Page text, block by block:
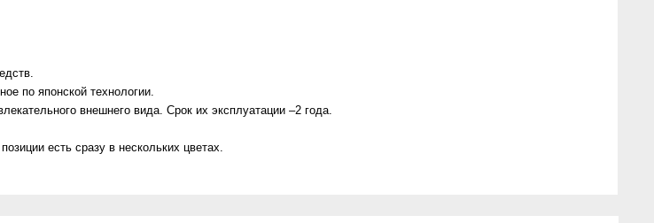
по японской технологии.
внешнего вида. Срок их эксплуатации –2 года.
есть сразу в нескольких цветах.